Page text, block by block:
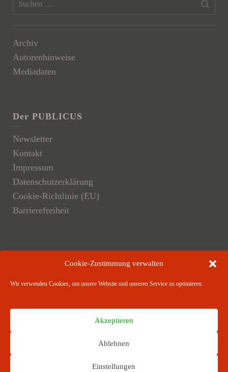
Cookie-Zustimmung verwalten
Wir verwenden Cookies, um unsere Website und unseren Service zu optimieren.
Akzeptieren
Ablehnen
Einstellungen
Archiv
Autorenhinweise
Mediadaten
Der PUBLICUS
Newsletter
Kontakt
Impressum
Datenschutzerklärung
Cookie-Richtlinie (EU)
Barrierefreiheit
RICHARD BOORBERG VERLAG · Stuttgart ·